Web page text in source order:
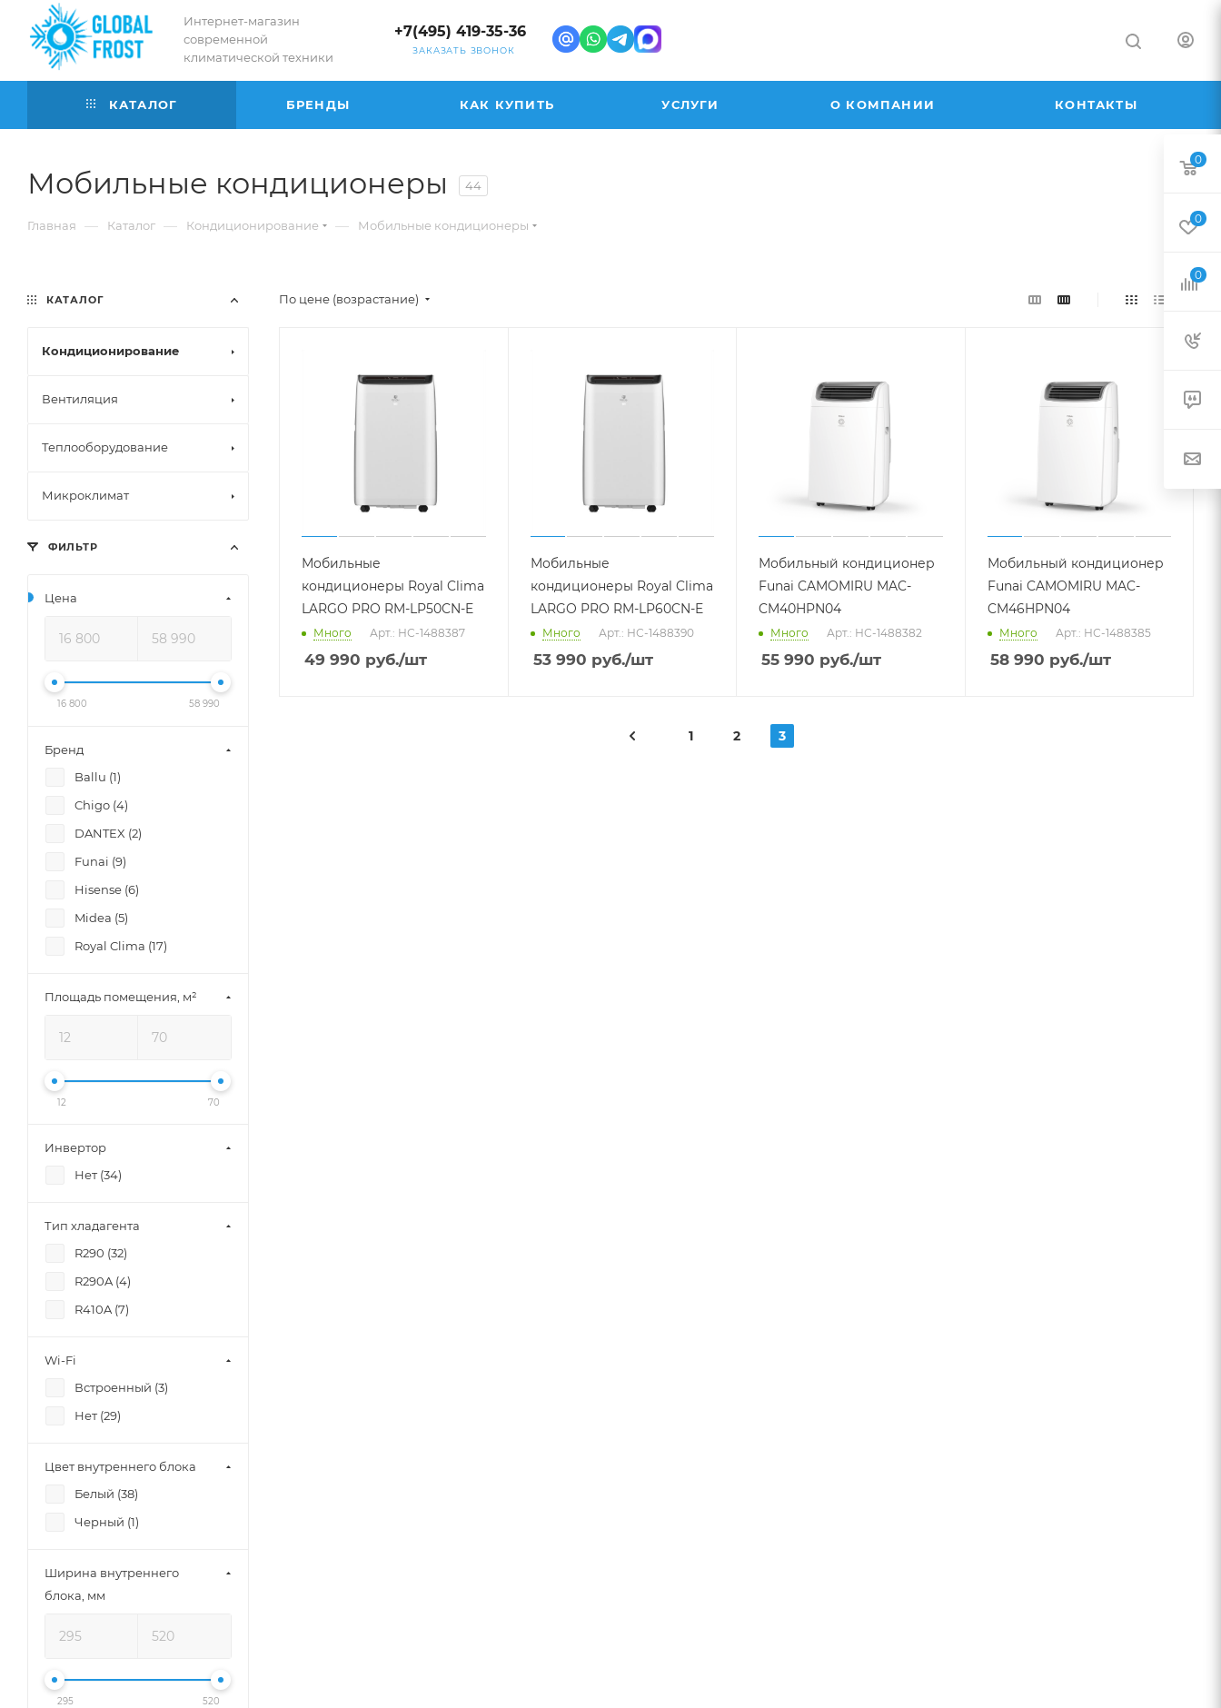
Интернет-магазин
современной
климатической техники
+7(495) 419-35-36
ЗАКАЗАТЬ ЗВОНОК
КАТАЛОГ БРЕНДЫ КАК КУПИТЬ УСЛУГИ О КОМПАНИИ КОНТАКТЫ
Мобильные кондиционеры 44
Главная — Каталог — Кондиционирование — Мобильные кондиционеры
По цене (возрастание)
Мобильные
кондиционеры Royal Clima
LARGO PRO RM-LP50CN-E
Много Арт.: НС-1488387
49 990 руб./шт
Мобильные
кондиционеры Royal Clima
LARGO PRO RM-LP60CN-E
Много Арт.: НС-1488390
53 990 руб./шт
Мобильный кондиционер
Funai CAMOMIRU MAC-
CM40HPN04
Много Арт.: НС-1488382
55 990 руб./шт
Мобильный кондиционер
Funai CAMOMIRU MAC-
CM46HPN04
Много Арт.: НС-1488385
58 990 руб./шт
1 2 3
КАТАЛОГ
Кондиционирование
Вентиляция
Теплооборудование
Микроклимат
ФИЛЬТР
Цена
16 800 58 990
Бренд
Ballu (1)
Chigo (4)
DANTEX (2)
Funai (9)
Hisense (6)
Midea (5)
Royal Clima (17)
Площадь помещения, м²
12 70
Инвертор
Нет (34)
Тип хладагента
R290 (32)
R290A (4)
R410A (7)
Wi-Fi
Встроенный (3)
Нет (29)
Цвет внутреннего блока
Белый (38)
Черный (1)
Ширина внутреннего
блока, мм
295 520
0
0
0